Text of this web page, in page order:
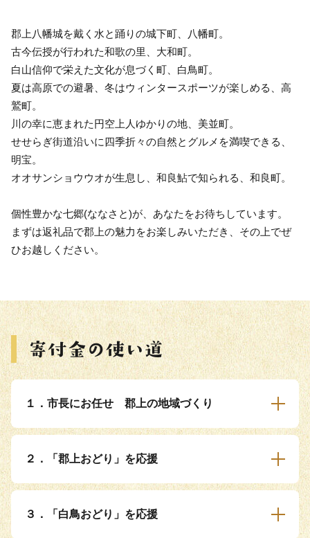
郡上八幡城を戴く水と踊りの城下町、八幡町。
古今伝授が行われた和歌の里、大和町。
白山信仰で栄えた文化が息づく町、白鳥町。
夏は高原での避暑、冬はウィンタースポーツが楽しめる、高
鷲町。
川の幸に恵まれた円空上人ゆかりの地、美並町。
せせらぎ街道沿いに四季折々の自然とグルメを満喫できる、
明宝。
オオサンショウウオが生息し、和良鮎で知られる、和良町。
個性豊かな七郷(ななさと)が、あなたをお待ちしています。
まずは返礼品で郡上の魅力をお楽しみいただき、その上でぜ
ひお越しください。
１．市長にお任せ 郡上の地域づくり
２．「郡上おどり」を応援
３．「白鳥おどり」を応援